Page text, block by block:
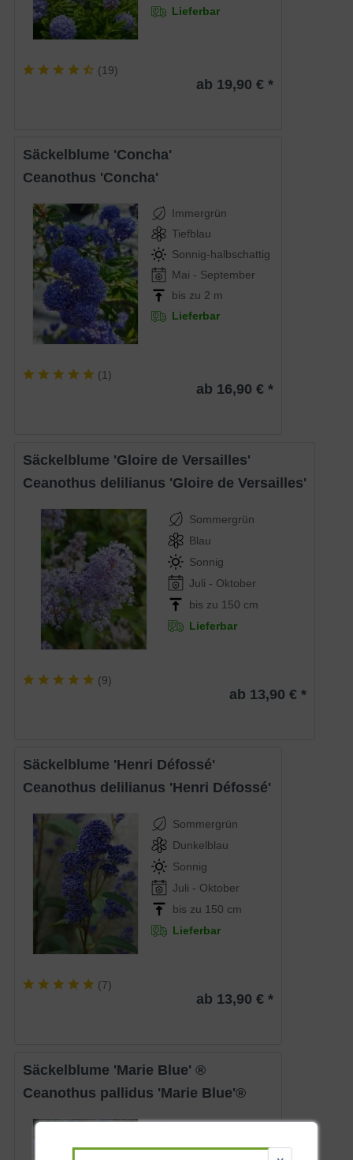
Lieferbar
(19)
ab 19,90 € *
Säckelblume 'Concha'
Ceanothus 'Concha'
Immergrün
Tiefblau
Sonnig-halbschattig
Mai - September
bis zu 2 m
Lieferbar
(1)
ab 16,90 € *
Säckelblume 'Gloire de Versailles'
Ceanothus delilianus 'Gloire de Versailles'
Sommergrün
Blau
Sonnig
Juli - Oktober
bis zu 150 cm
Lieferbar
(9)
ab 13,90 € *
Säckelblume 'Henri Défossé'
Ceanothus delilianus 'Henri Défossé'
Sommergrün
Dunkelblau
Sonnig
Juli - Oktober
bis zu 150 cm
Lieferbar
(7)
ab 13,90 € *
Säckelblume 'Marie Blue' ®
Ceanothus pallidus 'Marie Blue'®
Violettblau